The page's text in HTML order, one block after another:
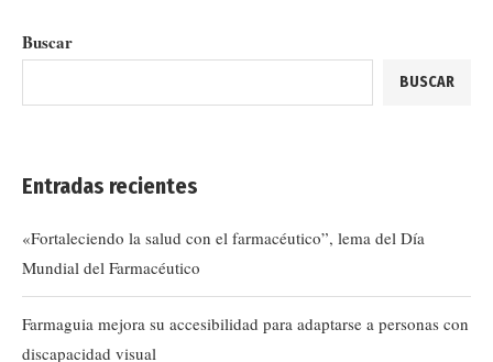
Buscar
BUSCAR
Entradas recientes
«Fortaleciendo la salud con el farmacéutico”, lema del Día
Mundial del Farmacéutico
Farmaguia mejora su accesibilidad para adaptarse a personas con
discapacidad visual